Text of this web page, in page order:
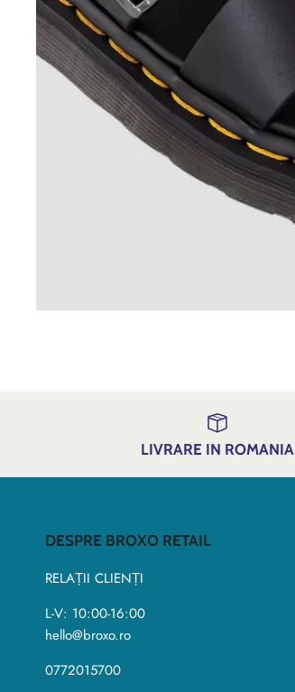
LIVRARE IN ROMANIA
DESPRE BROXO RETAIL
RELAȚII CLIENȚI
L-V: 10:00-16:00
hello@broxo.ro
0772015700